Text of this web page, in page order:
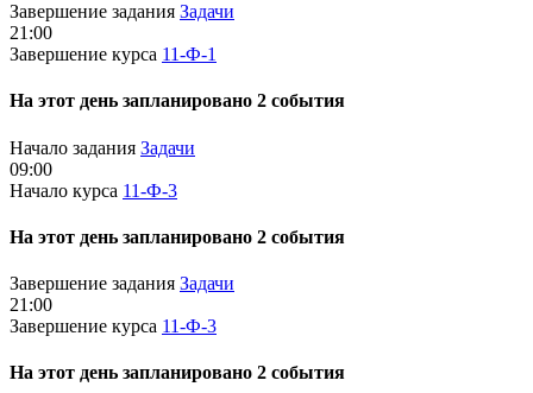
Завершение задания Задачи
21:00
Завершение курса 11-Ф-1
На этот день запланировано 2 события
Начало задания Задачи
09:00
Начало курса 11-Ф-3
На этот день запланировано 2 события
Завершение задания Задачи
21:00
Завершение курса 11-Ф-3
На этот день запланировано 2 события